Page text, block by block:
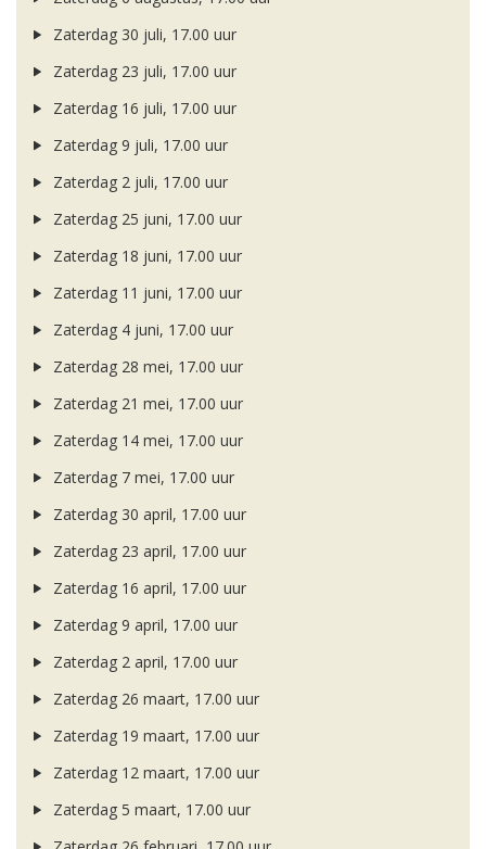
Zaterdag 30 juli, 17.00 uur
Zaterdag 23 juli, 17.00 uur
Zaterdag 16 juli, 17.00 uur
Zaterdag 9 juli, 17.00 uur
Zaterdag 2 juli, 17.00 uur
Zaterdag 25 juni, 17.00 uur
Zaterdag 18 juni, 17.00 uur
Zaterdag 11 juni, 17.00 uur
Zaterdag 4 juni, 17.00 uur
Zaterdag 28 mei, 17.00 uur
Zaterdag 21 mei, 17.00 uur
Zaterdag 14 mei, 17.00 uur
Zaterdag 7 mei, 17.00 uur
Zaterdag 30 april, 17.00 uur
Zaterdag 23 april, 17.00 uur
Zaterdag 16 april, 17.00 uur
Zaterdag 9 april, 17.00 uur
Zaterdag 2 april, 17.00 uur
Zaterdag 26 maart, 17.00 uur
Zaterdag 19 maart, 17.00 uur
Zaterdag 12 maart, 17.00 uur
Zaterdag 5 maart, 17.00 uur